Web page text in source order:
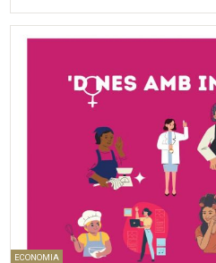
ECONOMIA